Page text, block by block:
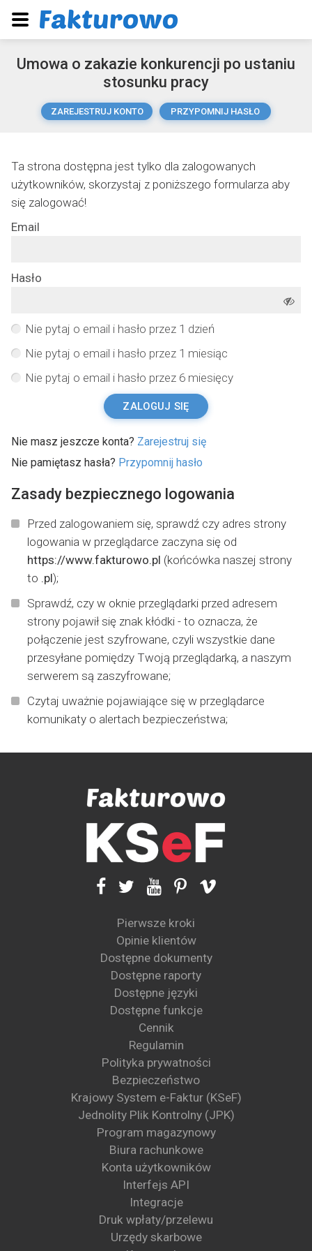
Umowa o zakazie konkurencji po ustaniu
stosunku pracy
ZAREJESTRUJ KONTO PRZYPOMNIJ HASŁO
Ta strona dostępna jest tylko dla zalogowanych
użytkowników, skorzystaj z poniższego formularza aby
się zalogować!
Email
Hasło
Nie pytaj o email i hasło przez 1 dzień
Nie pytaj o email i hasło przez 1 miesiąc
Nie pytaj o email i hasło przez 6 miesięcy
ZALOGUJ SIĘ
Nie masz jeszcze konta? Zarejestruj się
Nie pamiętasz hasła? Przypomnij hasło
Zasady bezpiecznego logowania
Przed zalogowaniem się, sprawdź czy adres strony
logowania w przeglądarce zaczyna się od
https://www.fakturowo.pl (końcówka naszej strony
to .pl);
Sprawdź, czy w oknie przeglądarki przed adresem
strony pojawił się znak kłódki - to oznacza, że
połączenie jest szyfrowane, czyli wszystkie dane
przesyłane pomiędzy Twoją przeglądarką, a naszym
serwerem są zaszyfrowane;
Czytaj uważnie pojawiające się w przeglądarce
komunikaty o alertach bezpieczeństwa;
Pierwsze kroki
Opinie klientów
Dostępne dokumenty
Dostępne raporty
Dostępne języki
Dostępne funkcje
Cennik
Regulamin
Polityka prywatności
Bezpieczeństwo
Krajowy System e-Faktur (KSeF)
Jednolity Plik Kontrolny (JPK)
Program magazynowy
Biura rachunkowe
Konta użytkowników
Interfejs API
Integracje
Druk wpłaty/przelewu
Urzędy skarbowe